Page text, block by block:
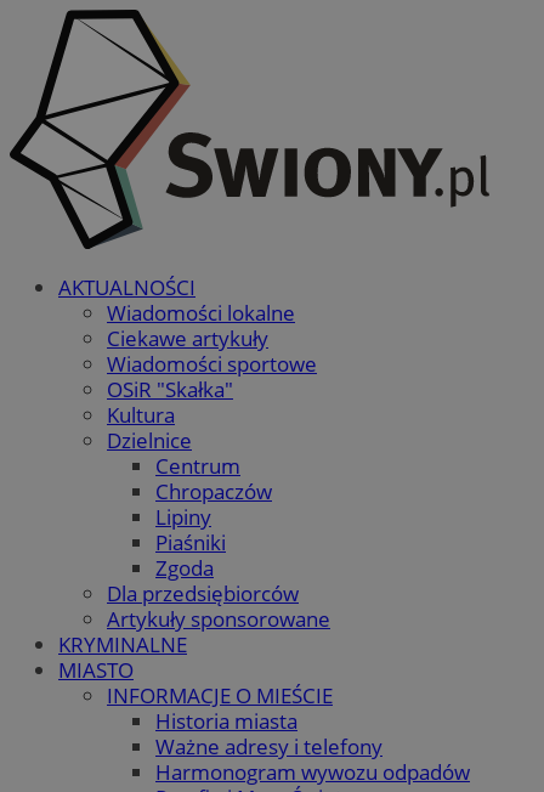
AKTUALNOŚCI
Wiadomości lokalne
Ciekawe artykuły
Wiadomości sportowe
OSiR "Skałka"
Kultura
Dzielnice
Centrum
Chropaczów
Lipiny
Piaśniki
Zgoda
Dla przedsiębiorców
Artykuły sponsorowane
KRYMINALNE
MIASTO
INFORMACJE O MIEŚCIE
Historia miasta
Ważne adresy i telefony
Harmonogram wywozu odpadów